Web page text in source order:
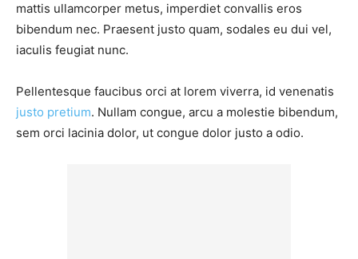
mattis ullamcorper metus, imperdiet convallis eros
bibendum nec. Praesent justo quam, sodales eu dui vel,
iaculis feugiat nunc.
Pellentesque faucibus orci at lorem viverra, id venenatis
justo pretium. Nullam congue, arcu a molestie bibendum,
sem orci lacinia dolor, ut congue dolor justo a odio.